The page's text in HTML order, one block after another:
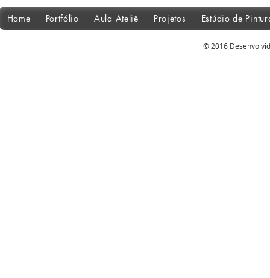
Home Portfólio Aula Ateliê Projetos Estúdio de
© 2016